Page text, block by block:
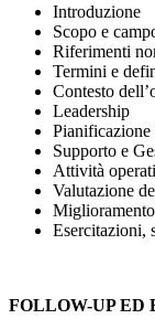
Introduzione
Scopo e
Riferimenti
Termini e
Contesto
Leadership
Supporto e
Attività
Valutazione
Miglioramento
Esercitazioni,
FOLLOW-UP